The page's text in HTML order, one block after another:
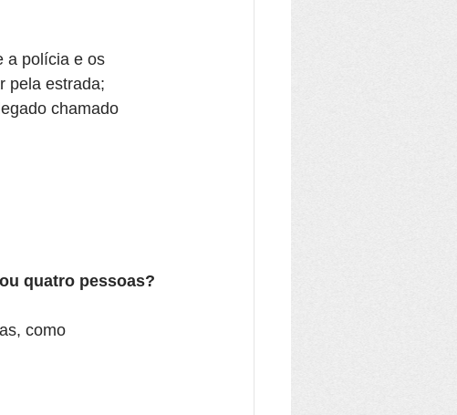
a polícia e os
pela estrada;
chamado
quatro pessoas?
como